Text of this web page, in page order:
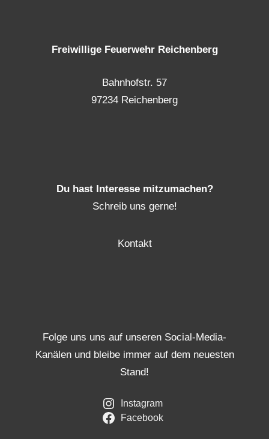
Freiwillige Feuerwehr Reichenberg
Bahnhofstr. 57
97234 Reichenberg
Du hast Interesse mitzumachen?
Schreib uns gerne!
Kontakt
Folge uns uns auf unseren Social-Media-
Kanälen und bleibe immer auf dem neuesten
Stand!
Instagram
Facebook